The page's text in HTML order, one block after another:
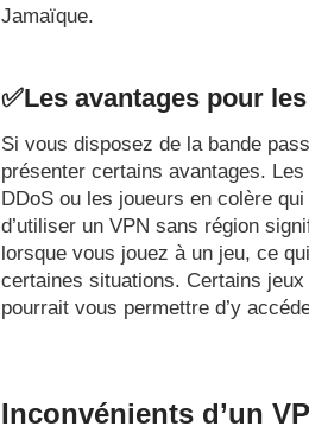
Jamaïque.
✅Les avantages pour
Si vous disposez de la bande
présenter certains avantages.
DDoS ou les joueurs en colère
d’utiliser un VPN sans région
lorsque vous jouez à un jeu, ce
certaines situations. Certains
pourrait vous permettre d’y
Inconvénients d’un